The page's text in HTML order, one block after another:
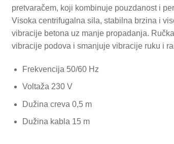
pretvaračem, koji kombinuje pouzdanost i
Visoka centrifugalna sila, stabilna brzina i
vibracije betona uz manje propadanja.
vibracije podova i smanjuje vibracije ruku i
Frekvencija 50/60 Hz
Voltaža 230 V
Dužina creva 0,5 m
Dužina kabla 15 m